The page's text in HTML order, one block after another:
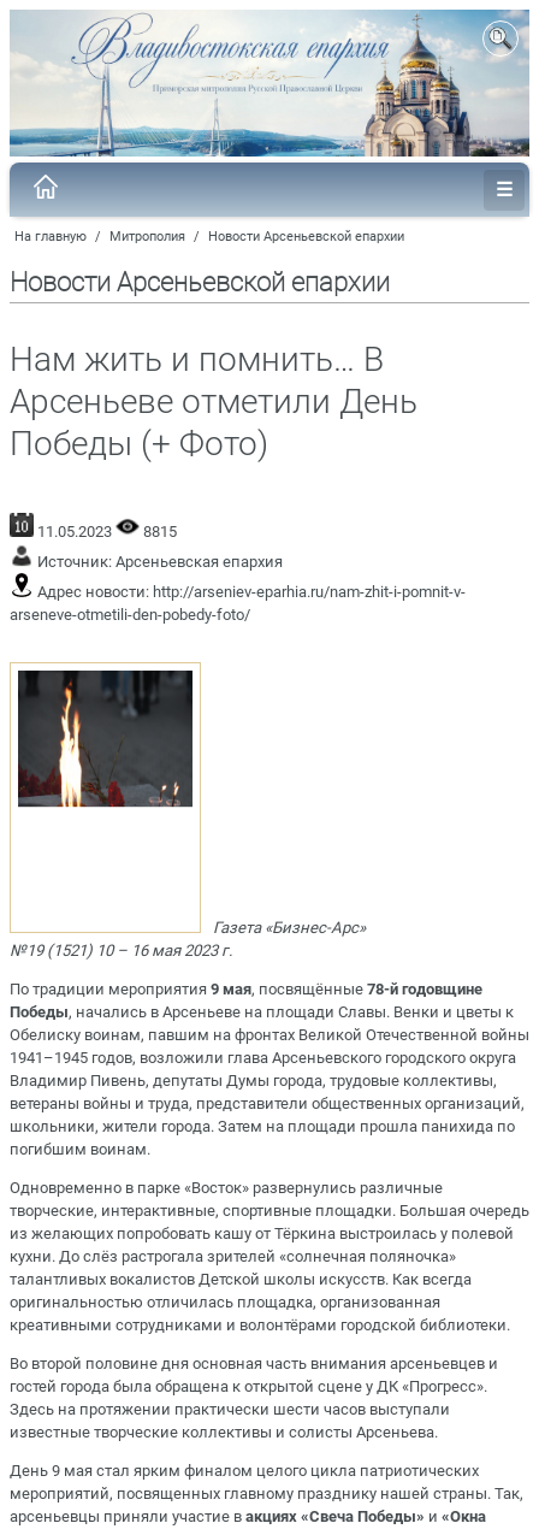
На главную / Митрополия / Новости Арсеньевской епархии
Новости Арсеньевской епархии
Нам жить и помнить… В
Арсеньеве отметили День
Победы (+ Фото)
11.05.2023
8815
Источник: Арсеньевская епархия
Адрес новости: http://arseniev-eparhia.ru/nam-zhit-i-pomnit-v-
arseneve-otmetili-den-pobedy-foto/
Газета «Бизнес-Арс»
№19 (1521) 10 – 16 мая 2023 г.
По традиции мероприятия 9 мая, посвящённые 78-й годовщине
Победы, начались в Арсеньеве на площади Славы. Венки и цветы к
Обелиску воинам, павшим на фронтах Великой Отечественной войны
1941–1945 годов, возложили глава Арсеньевского городского округа
Владимир Пивень, депутаты Думы города, трудовые коллективы,
ветераны войны и труда, представители общественных организаций,
школьники, жители города. Затем на площади прошла панихида по
погибшим воинам.
Одновременно в парке «Восток» развернулись различные
творческие, интерактивные, спортивные площадки. Большая очередь
из желающих попробовать кашу от Тёркина выстроилась у полевой
кухни. До слёз растрогала зрителей «солнечная поляночка»
талантливых вокалистов Детской школы искусств. Как всегда
оригинальностью отличилась площадка, организованная
креативными сотрудниками и волонтёрами городской библиотеки.
Во второй половине дня основная часть внимания арсеньевцев и
гостей города была обращена к открытой сцене у ДК «Прогресс».
Здесь на протяжении практически шести часов выступали
известные творческие коллективы и солисты Арсеньева.
День 9 мая стал ярким финалом целого цикла патриотических
мероприятий, посвященных главному празднику нашей страны. Так,
арсеньевцы приняли участие в акциях «Свеча Победы» и «Окна